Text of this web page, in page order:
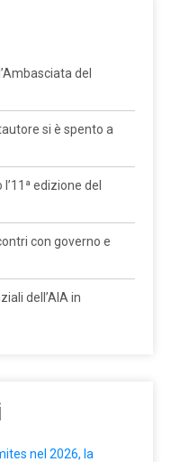
del
si è spento a
edizione del
con governo e
dell’AIA in
nel 2026, la